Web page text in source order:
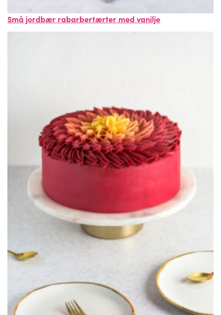
Små jordbær rabarbertærter med vanilje